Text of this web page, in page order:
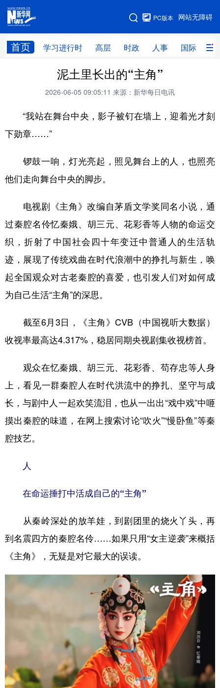
网站无障碍
PC版本
首页 学习进行时 高层 时政 人事 国际 财
网站地图
高层 时政
财经 网评
台湾 思客智库 全球连线 教育
科技
文化 书画 健康 军事
访谈 视频
学术中国 乡村振兴 银龄 溯源中国
城市 旅游 能源 会展
彩票 娱乐 时尚 悦读
公益 一带一路
文化产业
北京 天津 河北 山西
辽宁 吉林 上海 江苏
浙江 安徽 福建 江西
山东
广东
新疆 内蒙古 黑龙江
多语种频道
English Français عربى
日本語 한국어
Português
泥土里长出的“主角”
2026-06-05 09:05:11 来源：新华每日电讯
“我站在舞台中央，影子被钉在墙上，迎着光才刻
下勋章……”
锣鼓一响，灯光亮起，照见舞台上的人，也照亮
他们走向舞台中央的脚步。
电视剧《主角》改编自茅盾文学奖同名小说，通
过秦腔名伶忆秦娥、胡三元、花彩香等人物的命运交
织，折射了中国社会四十年变迁中普通人的生活轨
迹，展现了传统戏曲在时代浪潮中的挣扎与新生，唤
起全国观众对古老秦腔的喜爱，也引发人们对如何成
为自己生活“主角”的深思。
截至6月3日，《主角》CVB（中国视听大数据）
收视率最高达4.317%，稳居同期央视剧集收视榜首。
观众在忆秦娥、胡三元、花彩香、苟存忠等人身
上，看见一群秦腔人在时代洪流中的挣扎、坚守与成
长，与剧中人一起欢笑流泪，也从一出出“戏中戏”中咂
摸出秦腔的味道，在网上搜索讨论“吹火”“慢卧鱼”等秦
腔技艺。
人
在命运捶打中活成自己的“主角”
从秦岭深处的放羊娃，到剧团里的烧火丫头，再
到名震四方的秦腔名伶……如果只用“女主逆袭”来概括
《主角》，无疑是对它最大的误读。